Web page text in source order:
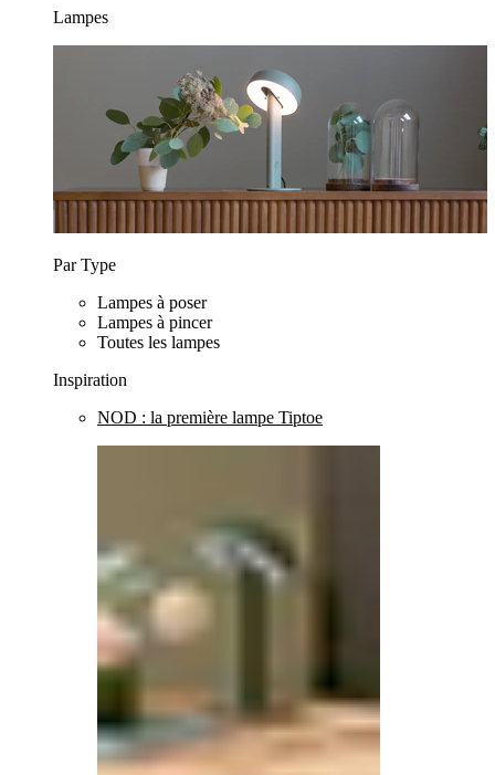
Lampes
Par Type
Lampes à poser
Lampes à pincer
Toutes les lampes
Inspiration
NOD : la première lampe Tiptoe